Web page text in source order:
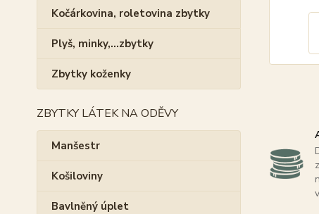
Kočárkovina, roletovina zbytky
Plyš, minky,...zbytky
Zbytky koženky
ZBYTKY LÁTEK NA ODĚVY
Manšestr
Košiloviny
Bavlněný úplet